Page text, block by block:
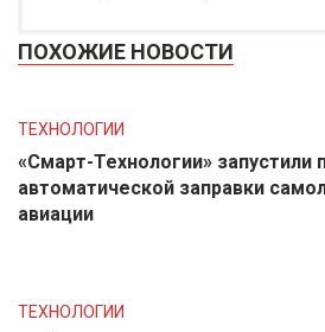
ПОХОЖИЕ НОВОСТИ
ТЕХНОЛОГИИ
«Смарт-Технологии» запустили
автоматической заправки
авиации
ТЕХНОЛОГИИ